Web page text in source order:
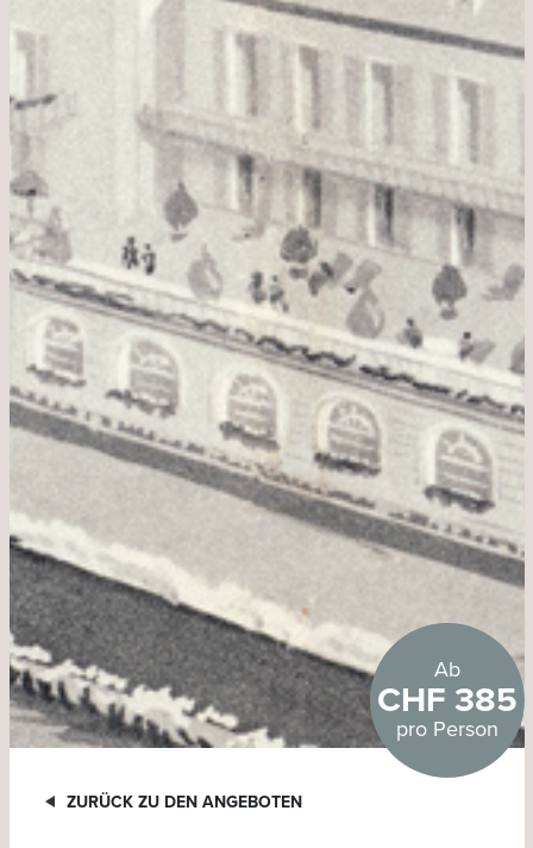
Ab
CHF 385
pro Person
ZURÜCK ZU DEN ANGEBOTEN